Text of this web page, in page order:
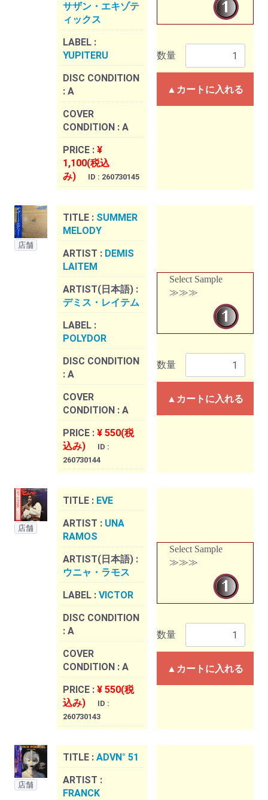
サザン・エキゾテ
ィックス
LABEL :
YUPITERU
DISC CONDITION
: A
COVER
CONDITION : A
PRICE : ¥
1,100(税込
み)
ID : 260730145
数量
▲カートに入れる
店舗
TITLE : SUMMER
MELODY
ARTIST : DEMIS
LAITEM
ARTIST(日本語) :
デミス・レイテム
LABEL :
POLYDOR
DISC CONDITION
: A
COVER
CONDITION : A
PRICE : ¥ 550(税
込み)
ID :
260730144
Select Sample
≫≫≫
数量
▲カートに入れる
店舗
TITLE : EVE
ARTIST : UNA
RAMOS
ARTIST(日本語) :
ウニャ・ラモス
LABEL : VICTOR
DISC CONDITION
: A
COVER
CONDITION : A
PRICE : ¥ 550(税
込み)
ID :
260730143
Select Sample
≫≫≫
数量
▲カートに入れる
店舗
TITLE : ADVN° 51
ARTIST :
FRANCK